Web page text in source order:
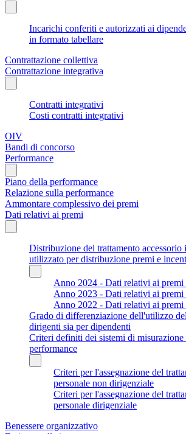
Incarichi conferiti e autorizzati ai
in formato tabellare
Contrattazione collettiva
Contrattazione integrativa
Contratti integrativi
Costi contratti integrativi
OIV
Bandi di concorso
Performance
Piano della performance
Relazione sulla performance
Ammontare complessivo dei premi
Dati relativi ai premi
Distribuzione del trattamento accessorio
utilizzato per distribuzione premi e
Anno 2024 - Dati relativi ai premi
Anno 2023 - Dati relativi ai premi
Anno 2022 - Dati relativi ai premi
Grado di differenziazione dell'utilizzo
dirigenti sia per dipendenti
Criteri definiti dei sistemi di misurazione
performance
Criteri per l'assegnazione del
personale non dirigenziale
Criteri per l'assegnazione del
personale dirigenziale
Benessere organizzativo